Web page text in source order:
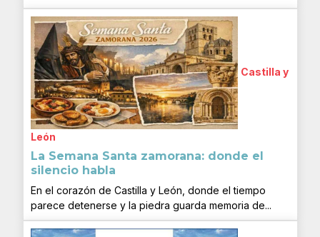
Castilla y
León
La Semana Santa zamorana: donde el
silencio habla
En el corazón de Castilla y León, donde el tiempo
parece detenerse y la piedra guarda memoria de...